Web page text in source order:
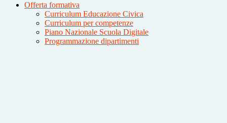
Offerta formativa
Curriculum Educazione Civica
Curriculum per competenze
Piano Nazionale Scuola Digitale
Programmazione dipartimenti